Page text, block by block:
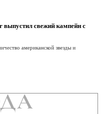
свежий кампейн с
американской звезды и